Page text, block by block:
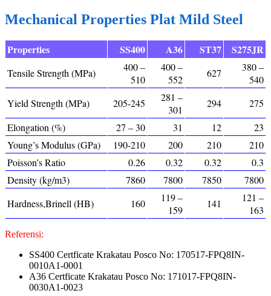
Mechanical Properties Plat Mild Steel
Properties SS400 A36 ST37 S275JR
Tensile Strength (MPa)
400 –
510
400 –
552
627
380 –
540
Yield Strength (MPa)
205-245
281 –
301
294
275
Elongation (%)
27 – 30 31 12
23
Young’s Modulus (GPa)
190-210 200 210
210
Poisson’s Ratio
0.26 0.32 0.32
0.3
Density (kg/m3)
7860 7800 7850
7800
Hardness,Brinell (HB)
160
119 –
159
141
121 –
163
Referensi:
SS400 Certficate Krakatau Posco No: 170517-FPQ8IN-
0010A1-0001
A36 Certficate Krakatau Posco No: 171017-FPQ8IN-
0030A1-0023